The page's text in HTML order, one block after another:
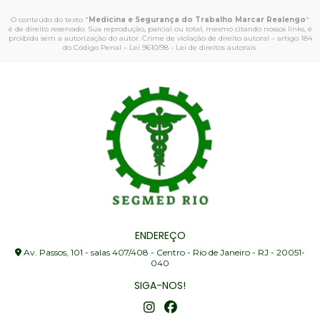
O conteúdo do texto " Medicina e Segurança do Trabalho Marcar Realengo"
é de direito reservado. Sua reprodução, parcial ou total, mesmo citando nossos links, é
proibida sem a autorização do autor. Crime de violação de direito autoral – artigo 184
do Código Penal – Lei 9610/98 - Lei de direitos autorais.
ENDEREÇO
Av. Passos, 101 - salas 407/408 - Centro - Rio de Janeiro - RJ - 20051-
040
SIGA-NOS!